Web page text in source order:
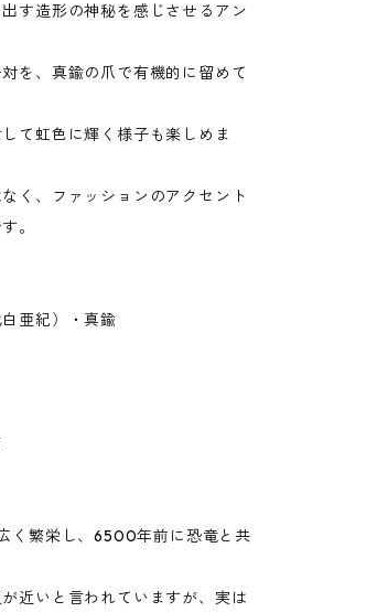
す造形の神秘を感じさせるアン
を、真鍮の爪で有機的に留めて
て虹色に輝く様子も楽しめま
く、ファッションのアクセント
。
亜紀）・真鍮
く繁栄し、6500年前に恐竜と共
近いと言われていますが、実は